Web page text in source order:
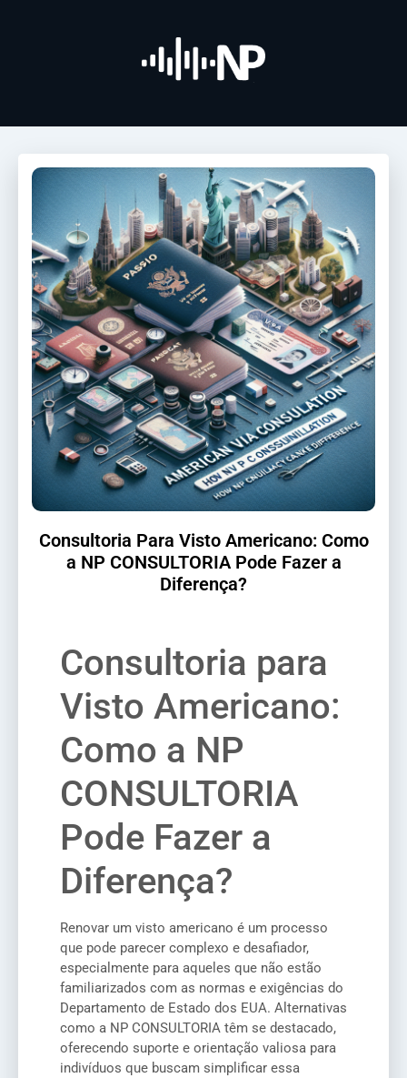
Consultoria Para Visto Americano: Como
a NP CONSULTORIA Pode Fazer a
Diferença?
Consultoria para
Visto Americano:
Como a NP
CONSULTORIA
Pode Fazer a
Diferença?
Renovar um visto americano é um processo
que pode parecer complexo e desafiador,
especialmente para aqueles que não estão
familiarizados com as normas e exigências do
Departamento de Estado dos EUA. Alternativas
como a NP CONSULTORIA têm se destacado,
oferecendo suporte e orientação valiosa para
indivíduos que buscam simplificar essa